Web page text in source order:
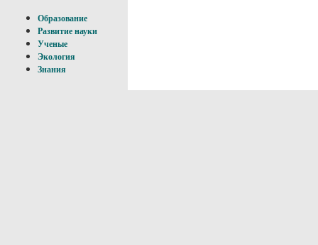
Образование
Развитие науки
Ученые
Экология
Знания